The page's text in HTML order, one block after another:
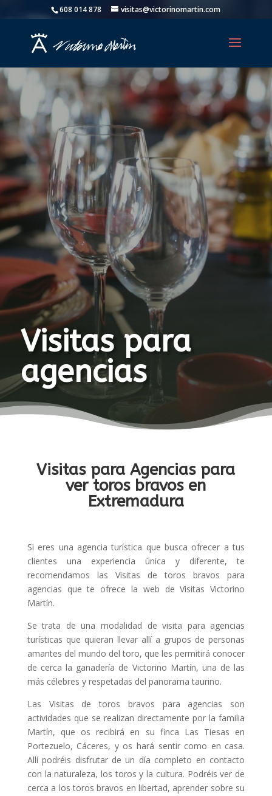
608 014 878 visitas@victorinomartin.com
Visitas para
agencias
Visitas para Agencias para
ver toros bravos en
Extremadura
Si eres una agencia turística que busca ofrecer a tus
clientes una experiencia única y diferente, te
recomendamos las Visitas de toros bravos para
agencias que te ofrece la web de Visitas Victorino
Martín.
Se trata de una modalidad de visita para agencias
turísticas que quieran llevar allí a grupos de personas
amantes del mundo del toro, que les permitirá conocer
de cerca la ganadería de Victorino Martín, una de las
más célebres y respetadas del panorama taurino.
Las Visitas de toros bravos para agencias son
actividades que se realizan directamente por la familia
Martín, que os recibirá en su finca Las Tiesas en
Portezuelo, Cáceres, y os hará sentir como en casa.
Allí podréis disfrutar de un día completo en contacto
con la naturaleza, los toros y la cultura. Podréis ver de
cerca a los toros bravos en libertad, aprender sobre su